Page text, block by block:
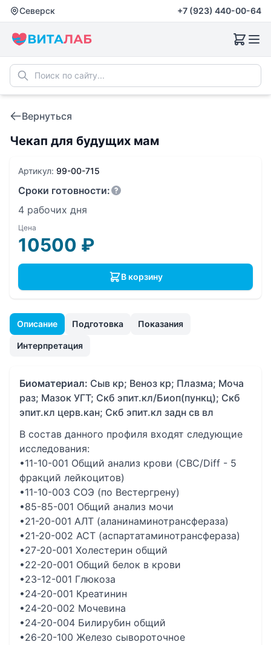
Северск +7 (923) 440-00-64
Вернуться
Чекап для будущих мам
Описание Подготовка Показания
Интерпретация
Биоматериал: Сыв кр; Веноз кр; Плазма; Моча
раз; Мазок УГТ; Скб эпит.кл/Биоп(пункц); Скб
эпит.кл церв.кан; Скб эпит.кл задн св вл
В состав данного профиля входят следующие
исследования:
•11-10-001 Общий анализ крови (CBC/Diff - 5
фракций лейкоцитов)
•11-10-003 СОЭ (по Вестергрену)
•85-85-001 Общий анализ мочи
•21-20-001 АЛТ (аланинаминотрансфераза)
•21-20-002 АСТ (аспартатаминотрансфераза)
•27-20-001 Холестерин общий
•22-20-001 Общий белок в крови
•23-12-001 Глюкоза
•24-20-001 Креатинин
•24-20-002 Мочевина
•24-20-004 Билирубин общий
•26-20-100 Железо сывороточное
Артикул: 99-00-715
Сроки готовности:
4 рабочих дня
Цена
10500 ₽
В корзину